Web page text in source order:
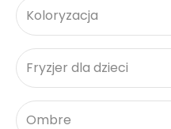
Koloryzacja
Fryzjer dla dzieci
Ombre